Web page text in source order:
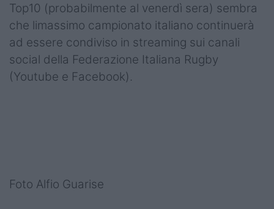
Top10 (probabilmente al venerdì sera) sembra
che limassimo campionato italiano continuerà
ad essere condiviso in streaming sui canali
social della Federazione Italiana Rugby
(Youtube e Facebook).
Foto Alfio Guarise